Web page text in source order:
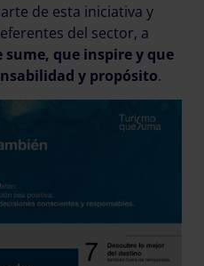
de esta iniciativa y
del sector, a
que inspire y que
y propósito.